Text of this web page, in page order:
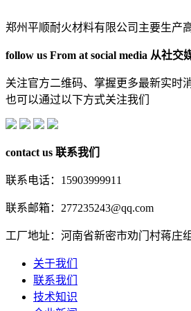
郑州平顺耐火材料有限公司主要生产
follow us From at social media 从社交
关注官方二维码、掌握更多最新实时
也可以通过以下方式关注我们
contact us 联系我们
联系电话：15903999911
联系邮箱：277235243@qq.com
工厂地址：河南省新密市劝门村蒋庄组
关于我们
联系我们
技术知识